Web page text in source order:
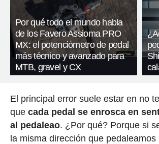
Por qué todo el mundo habla
de los Favero Assioma PRO
MX: el potenciómetro de pedal
más técnico y avanzado para
MTB, gravel y CX
El principal error suele estar en no
que cada pedal se enrosca en
al pedaleao. ¿Por qué? Porque si
la misma dirección que pedaleamos